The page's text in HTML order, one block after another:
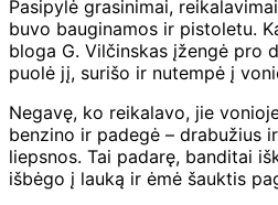
Pasipylė grasinimai,
buvo bauginamos ir pistoletu.
bloga G. Vilčinskas įžengė pro
puolė jį, surišo ir nutempė į
Negavę, ko reikalavo, jie
benzino ir padegė – drabužius
liepsnos. Tai padarę, banditai
išbėgo į lauką ir ėmė šauktis